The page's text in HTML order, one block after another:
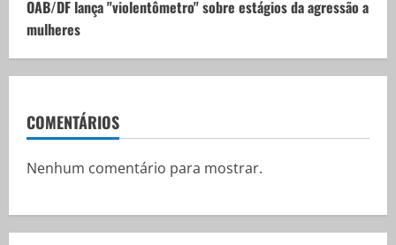
OAB/DF lança "violentômetro" sobre estágios da agressão a
mulheres
COMENTÁRIOS
Nenhum comentário para mostrar.